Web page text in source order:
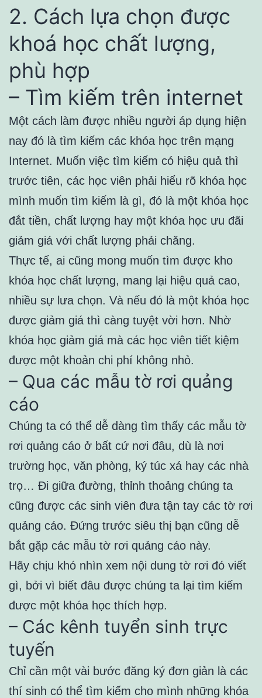
2. Cách lựa chọn được
khoá học chất lượng,
phù hợp
– Tìm kiếm trên internet
Một cách làm được nhiều người áp dụng hiện
nay đó là tìm kiếm các khóa học trên mạng
Internet. Muốn việc tìm kiếm có hiệu quả thì
trước tiên, các học viên phải hiểu rõ khóa học
mình muốn tìm kiếm là gì, đó là một khóa học
đắt tiền, chất lượng hay một khóa học ưu đãi
giảm giá với chất lượng phải chăng.
Thực tế, ai cũng mong muốn tìm được kho
khóa học chất lượng, mang lại hiệu quả cao,
nhiều sự lưa chọn. Và nếu đó là một khóa học
được giảm giá thì càng tuyệt vời hơn. Nhờ
khóa học giảm giá mà các học viên tiết kiệm
được một khoản chi phí không nhỏ.
– Qua các mẫu tờ rơi quảng
cáo
Chúng ta có thể dễ dàng tìm thấy các mẫu tờ
rơi quảng cáo ở bất cứ nơi đâu, dù là nơi
trường học, văn phòng, ký túc xá hay các nhà
trọ… Đi giữa đường, thỉnh thoảng chúng ta
cũng được các sinh viên đưa tận tay các tờ rơi
quảng cáo. Đứng trước siêu thị bạn cũng dễ
bắt gặp các mẫu tờ rơi quảng cáo này.
Hãy chịu khó nhìn xem nội dung tờ rơi đó viết
gì, bởi vì biết đâu được chúng ta lại tìm kiếm
được một khóa học thích hợp.
– Các kênh tuyển sinh trực
tuyến
Chỉ cần một vài bước đăng ký đơn giản là các
thí sinh có thể tìm kiếm cho mình những khóa